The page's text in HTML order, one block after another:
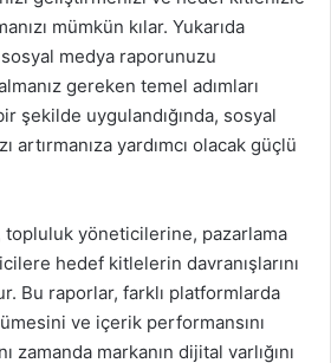
mümkün kılar. Yukarıda
medya raporunuzu
gereken temel adımları
şekilde uygulandığında, sosyal
artırmanıza yardımcı olacak güçlü
topluluk yöneticilerine, pazarlama
hedef kitlelerin davranışlarını
Bu raporlar, farklı platformlarda
ve içerik performansını
zamanda markanın dijital varlığını